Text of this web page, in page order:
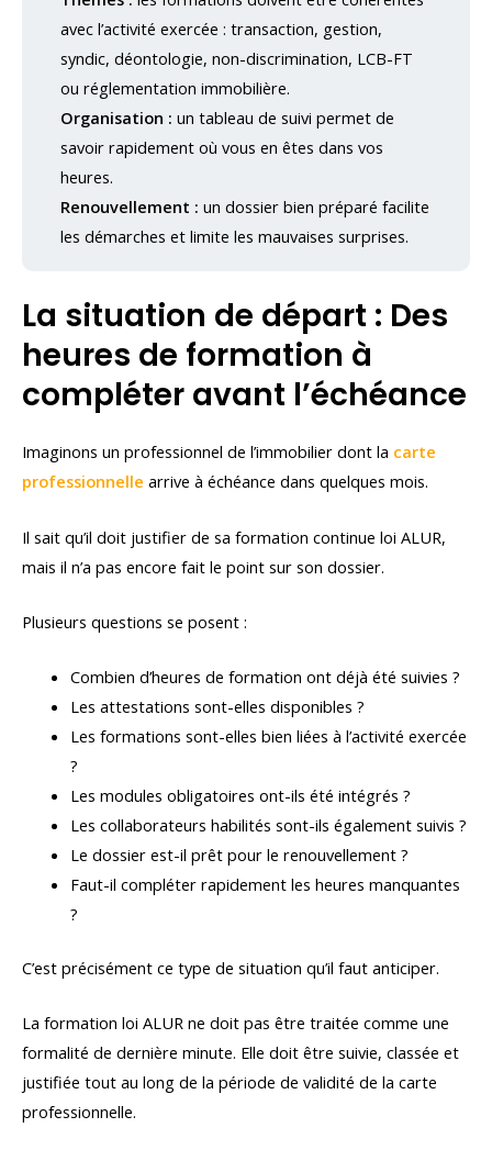
avec l’activité exercée : transaction, gestion,
syndic, déontologie, non-discrimination, LCB-FT
ou réglementation immobilière.
Organisation : un tableau de suivi permet de
savoir rapidement où vous en êtes dans vos
heures.
Renouvellement : un dossier bien préparé facilite
les démarches et limite les mauvaises surprises.
La situation de départ : Des
heures de formation à
compléter avant l’échéance
Imaginons un professionnel de l’immobilier dont la carte
professionnelle arrive à échéance dans quelques mois.
Il sait qu’il doit justifier de sa formation continue loi ALUR,
mais il n’a pas encore fait le point sur son dossier.
Plusieurs questions se posent :
Combien d’heures de formation ont déjà été suivies ?
Les attestations sont-elles disponibles ?
Les formations sont-elles bien liées à l’activité exercée
?
Les modules obligatoires ont-ils été intégrés ?
Les collaborateurs habilités sont-ils également suivis ?
Le dossier est-il prêt pour le renouvellement ?
Faut-il compléter rapidement les heures manquantes
?
C’est précisément ce type de situation qu’il faut anticiper.
La formation loi ALUR ne doit pas être traitée comme une
formalité de dernière minute. Elle doit être suivie, classée et
justifiée tout au long de la période de validité de la carte
professionnelle.